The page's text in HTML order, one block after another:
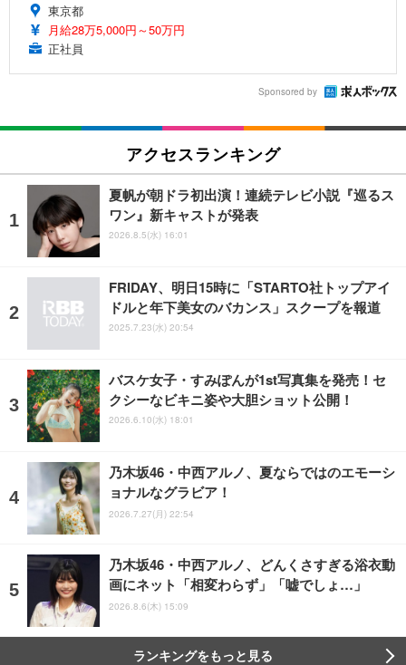
東京都
月給28万5,000円～50万円
正社員
Sponsored by
アクセスランキング
夏帆が朝ドラ初出演！連続テレビ小説『巡るス
ワン』新キャストが発表
2026.8.5(水) 16:01
FRIDAY、明日15時に「STARTO社トップアイ
ドルと年下美女のバカンス」スクープを報道
2025.7.23(水) 20:54
バスケ女子・すみぽんが1st写真集を発売！セ
クシーなビキニ姿や大胆ショット公開！
2026.6.10(水) 18:01
乃木坂46・中西アルノ、夏ならではのエモーシ
ョナルなグラビア！
2026.7.27(月) 22:54
乃木坂46・中西アルノ、どんくさすぎる浴衣動
画にネット「相変わらず」「嘘でしょ…」
2026.8.6(木) 15:09
ランキングをもっと見る